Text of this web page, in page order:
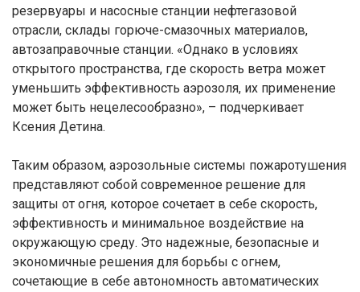
резервуары и насосные станции нефтегазовой
отрасли, склады горюче-смазочных материалов,
автозаправочные станции. «Однако в условиях
открытого пространства, где скорость ветра может
уменьшить эффективность аэрозоля, их применение
может быть нецелесообразно», – подчеркивает
Ксения Детина.
Таким образом, аэрозольные системы пожаротушения
представляют собой современное решение для
защиты от огня, которое сочетает в себе скорость,
эффективность и минимальное воздействие на
окружающую среду. Это надежные, безопасные и
экономичные решения для борьбы с огнем,
сочетающие в себе автономность автоматических